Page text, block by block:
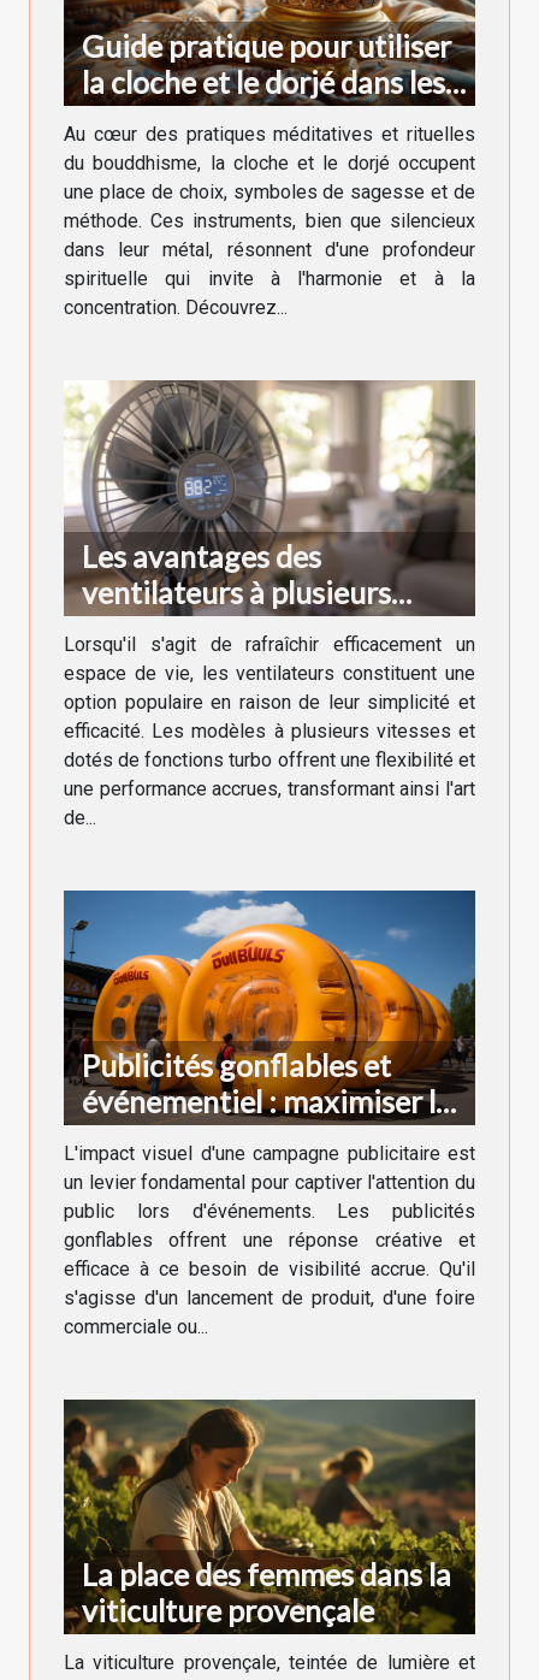
Guide pratique pour utiliser
la cloche et le dorjé dans les
rituels bouddhistes
Au cœur des pratiques méditatives et rituelles
du bouddhisme, la cloche et le dorjé occupent
une place de choix, symboles de sagesse et de
méthode. Ces instruments, bien que silencieux
dans leur métal, résonnent d'une profondeur
spirituelle qui invite à l'harmonie et à la
concentration. Découvrez...
Les avantages des
ventilateurs à plusieurs
vitesses et fonctions turbo
Lorsqu'il s'agit de rafraîchir efficacement un
espace de vie, les ventilateurs constituent une
option populaire en raison de leur simplicité et
efficacité. Les modèles à plusieurs vitesses et
dotés de fonctions turbo offrent une flexibilité et
une performance accrues, transformant ainsi l'art
de...
Publicités gonflables et
événementiel : maximiser la
visibilité
L'impact visuel d'une campagne publicitaire est
un levier fondamental pour captiver l'attention du
public lors d'événements. Les publicités
gonflables offrent une réponse créative et
efficace à ce besoin de visibilité accrue. Qu'il
s'agisse d'un lancement de produit, d'une foire
commerciale ou...
La place des femmes dans la
viticulture provençale
La viticulture provençale, teintée de lumière et